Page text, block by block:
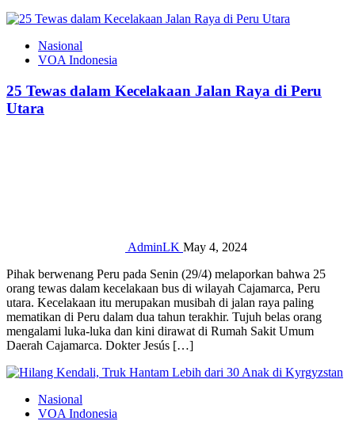
Nasional
VOA Indonesia
25 Tewas dalam Kecelakaan Jalan Raya di Peru
Utara
AdminLK May 4, 2024
Pihak berwenang Peru pada Senin (29/4) melaporkan bahwa 25
orang tewas dalam kecelakaan bus di wilayah Cajamarca, Peru
utara. Kecelakaan itu merupakan musibah di jalan raya paling
mematikan di Peru dalam dua tahun terakhir. Tujuh belas orang
mengalami luka-luka dan kini dirawat di Rumah Sakit Umum
Daerah Cajamarca. Dokter Jesús […]
Nasional
VOA Indonesia